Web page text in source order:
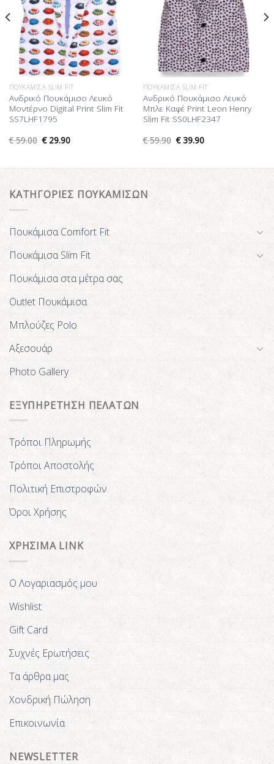
ΠΟΥΚΆΜΙΣΑ SLIM FIT
Ανδρικό Πουκάμισο Λευκό
Μοντέρνο Digital Print Slim Fit
SS7LHF1795
€59.00 €29.90
ΠΟΥΚΆΜΙΣΑ SLIM FIT
Ανδρικό Πουκάμισο Λευκό
Μπλε Καφέ Print Leon Henry
Slim Fit SS0LHF2347
€59.90 €39.90
ΚΑΤΗΓΟΡΙΕΣ ΠΟΥΚΑΜΙΣΩΝ
Πουκάμισα Comfort Fit
Πουκάμισα Slim Fit
Πουκάμισα στα μέτρα σας
Outlet Πουκάμισα
Μπλούζες Polo
Αξεσουάρ
Photo Gallery
ΕΞΥΠΗΡΕΤΗΣΗ ΠΕΛΑΤΩΝ
Τρόποι Πληρωμής
Τρόποι Αποστολής
Πολιτική Επιστροφών
Όροι Χρήσης
ΧΡΗΣΙΜΑ LINK
Ο Λογαριασμός μου
Wishlist
Gift Card
Συχνές Ερωτήσεις
Τα άρθρα μας
Χονδρική Πώληση
Επικοινωνία
NEWSLETTER